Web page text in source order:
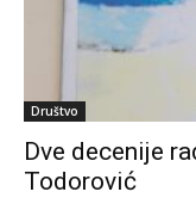
Društvo
Dve decenije
Todorović